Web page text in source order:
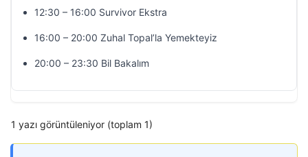
12:30 – 16:00 Survivor Ekstra
16:00 – 20:00 Zuhal Topal’la Yemekteyiz
20:00 – 23:30 Bil Bakalım
1 yazı görüntüleniyor (toplam 1)